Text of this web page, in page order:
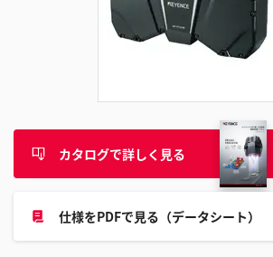
カタログで詳しく見る
仕様をPDFで見る（データシート）